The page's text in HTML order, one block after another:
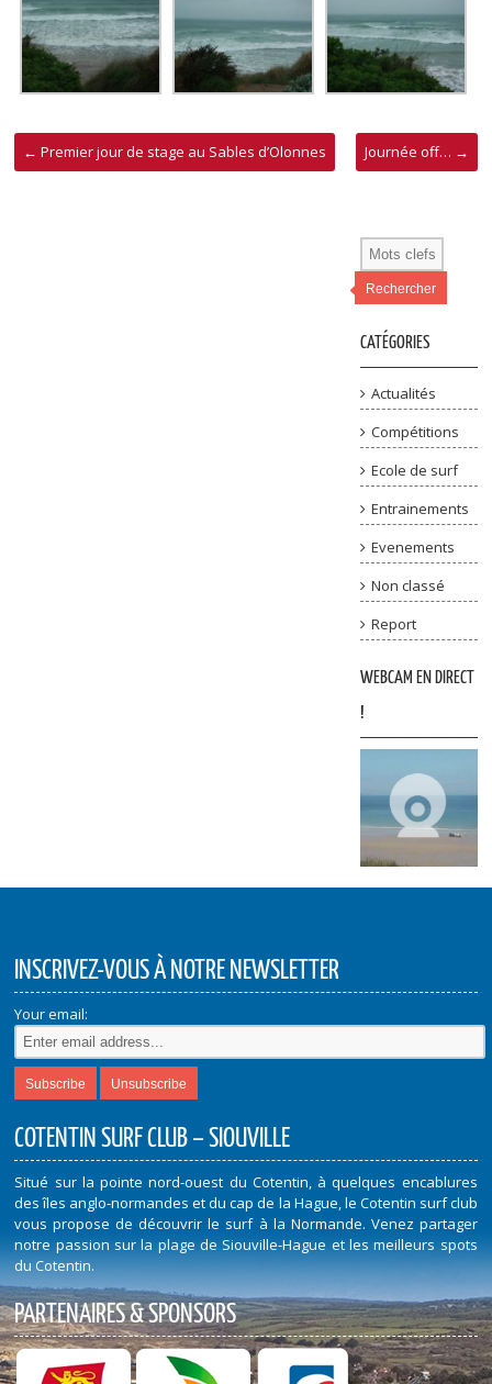
← Premier jour de stage au Sables d’Olonnes Journée off… →
Rechercher
CATÉGORIES
Actualités
Compétitions
Ecole de surf
Entrainements
Evenements
Non classé
Report
WEBCAM EN DIRECT
!
INSCRIVEZ-VOUS À NOTRE NEWSLETTER
Your email:
COTENTIN SURF CLUB – SIOUVILLE
Situé sur la pointe nord-ouest du Cotentin, à quelques encablures
des îles anglo-normandes et du cap de la Hague, le Cotentin surf club
vous propose de découvrir le surf à la Normande. Venez partager
notre passion sur la plage de Siouville-Hague et les meilleurs spots
du Cotentin.
PARTENAIRES & SPONSORS